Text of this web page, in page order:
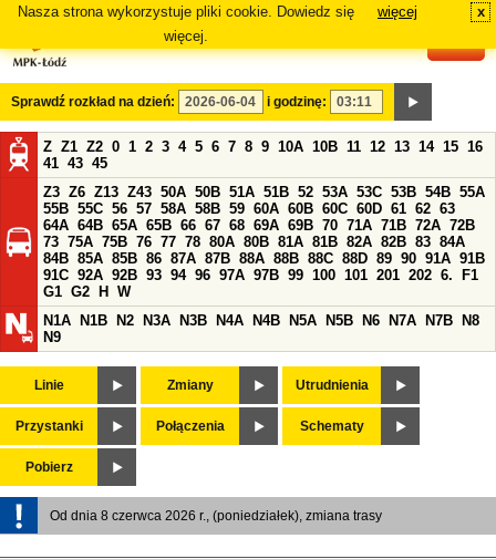
Nasza strona wykorzystuje pliki cookie. Dowiedz się
więcej.
więcej x
Sprawdź rozkład na dzień: i godzinę:
Z Z1 Z2 0 1 2 3 4 5 6 7 8 9 10A 10B 11 12 13 14 15 16
41 43 45
Z3 Z6 Z13 Z43 50A 50B 51A 51B 52 53A 53C 53B 54B 55A
55B 55C 56 57 58A 58B 59 60A 60B 60C 60D 61 62 63
64A 64B 65A 65B 66 67 68 69A 69B 70 71A 71B 72A 72B
73 75A 75B 76 77 78 80A 80B 81A 81B 82A 82B 83 84A
84B 85A 85B 86 87A 87B 88A 88B 88C 88D 89 90 91A 91B
91C 92A 92B 93 94 96 97A 97B 99 100 101 201 202 6.
F1
G1 G2 H
W
N1A
N1B N2 N3A N3B N4A N4B N5A N5B N6 N7A N7B
N8
N9
Linie Zmiany Utrudnienia
Przystanki Połączenia Schematy
Pobierz
Od dnia 8 czerwca 2026 r., (poniedziałek), zmiana trasy